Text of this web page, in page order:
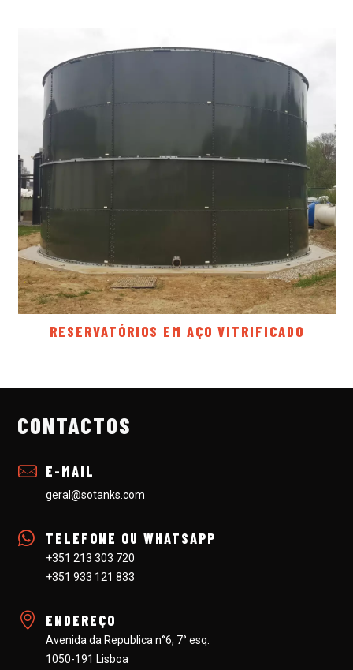
RESERVATÓRIOS EM AÇO VITRIFICADO
CONTACTOS
E-MAIL
geral@sotanks.com
TELEFONE OU WHATSAPP
+351 213 303 720
+351 933 121 833
ENDEREÇO
Avenida da Republica n°6, 7° esq.
1050-191 Lisboa